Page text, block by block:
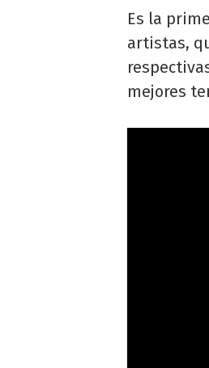
Es la
artistas,
mejores